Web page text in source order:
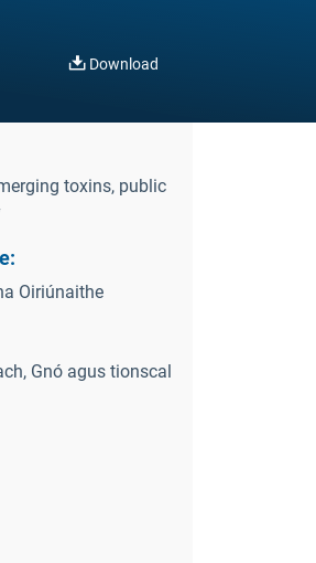
Download
toxins, public
Oiriúnaithe
Gnó agus tionscal